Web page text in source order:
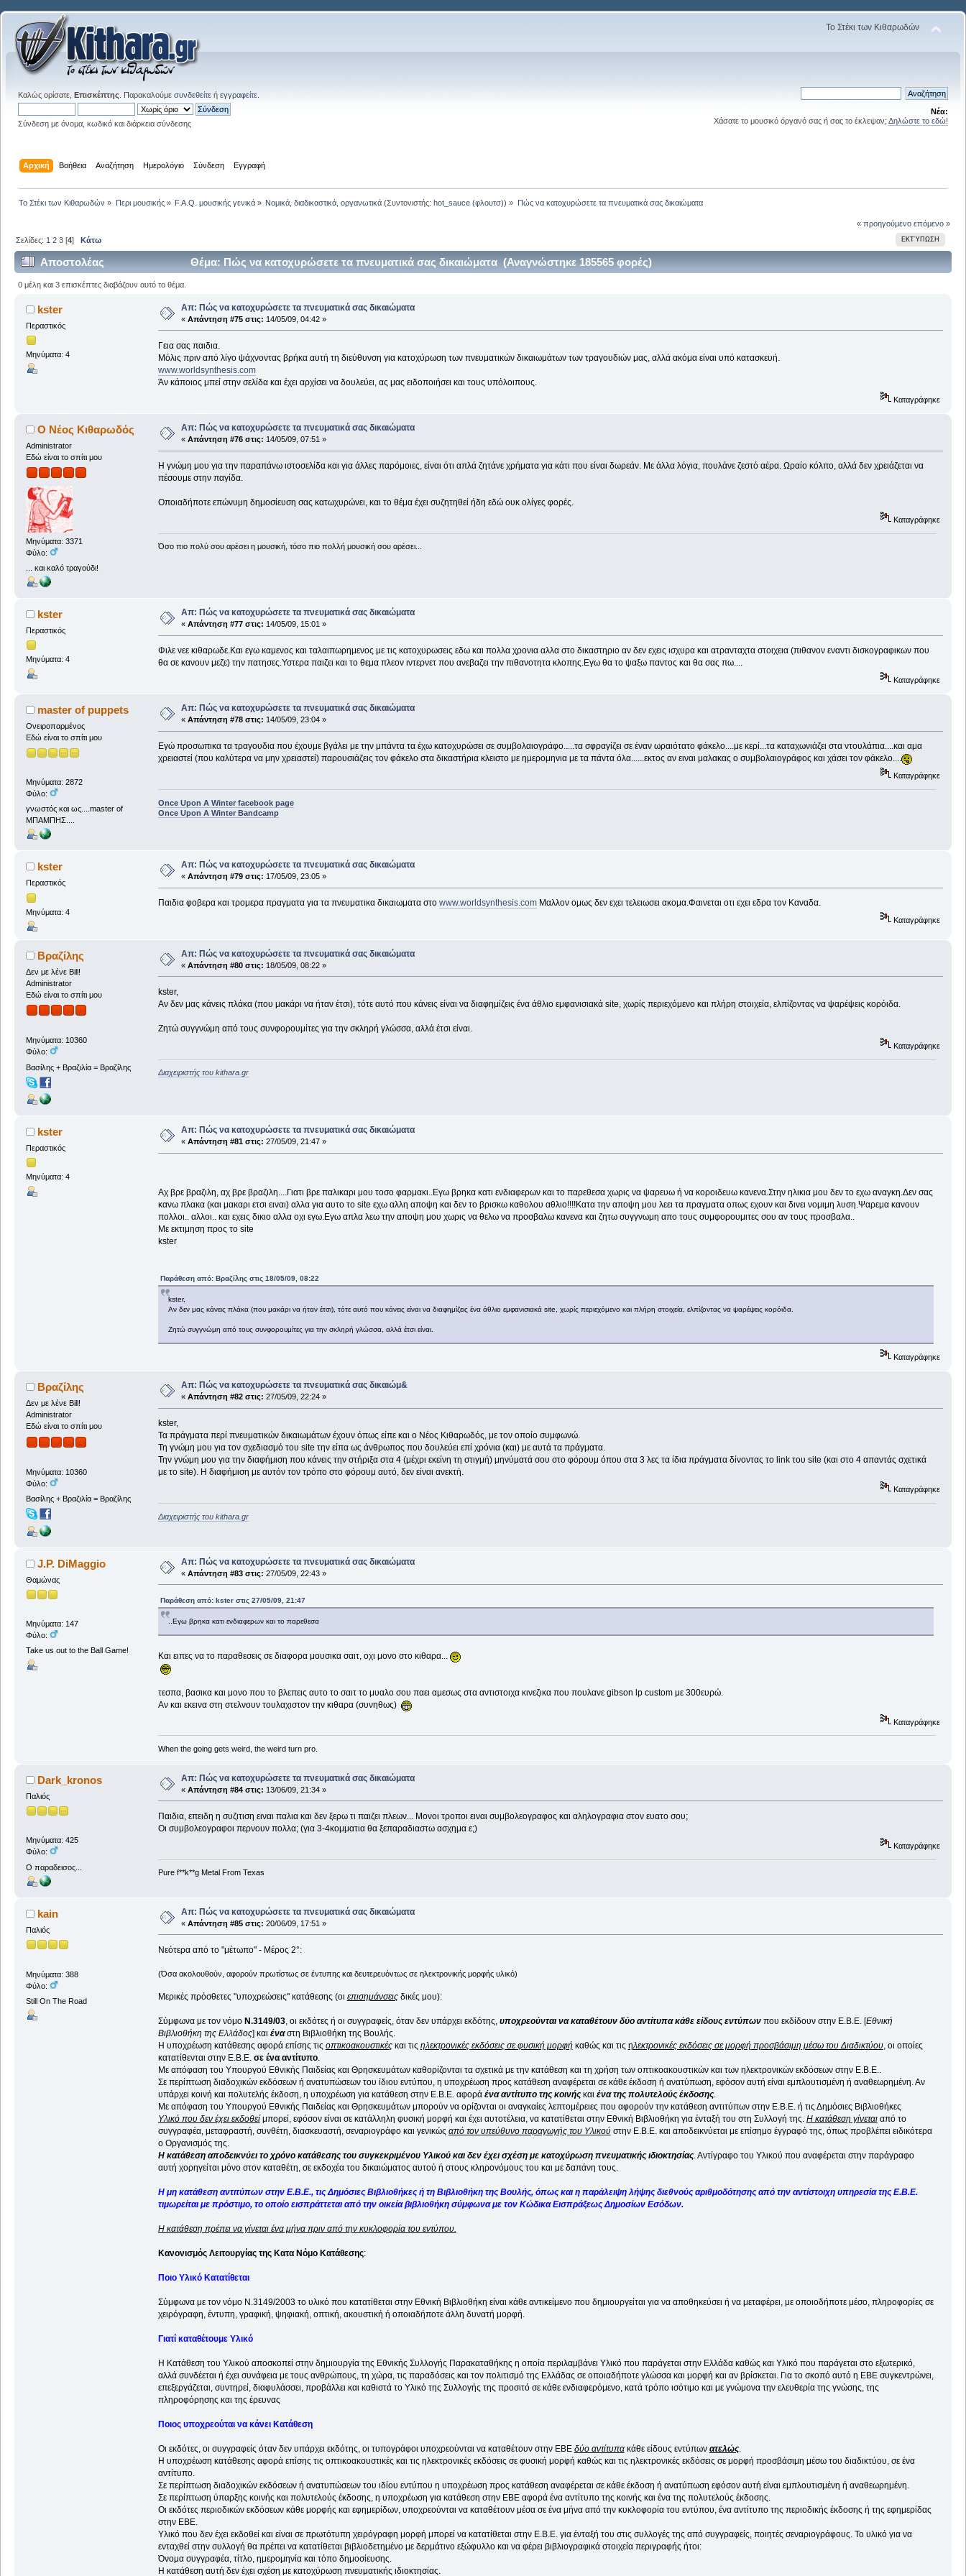
Το Στέκι των Κιθαρωδών
Καλώς ορίσατε, Επισκέπτης . Παρακαλούμε συνδεθείτε ή εγγραφείτε
Σύνδεση με όνομα, κωδικό και διάρκεια σύνδεσης
Νέα:
Χάσατε το μουσικό όργανό σας ή σας το έκλεψαν; Δηλώστε το εδώ!
Αρχική Βοήθεια Αναζήτηση Ημερολόγιο Σύνδεση Εγγραφή
Το Στέκι των Κιθαρωδών » Περι μουσικής» F.A.Q. μουσικής γενικά» Νομικά, διαδικαστικά, οργανωτικά (Συντονιστής:hot_sauce (φλουτσ)) » Πώς να κατοχυρώσετε τα πνευματικά σας δικαιώματα
« προηγούμενο επόμενο »
ΕΚΤΎΠΩΣΗ
Σελίδες: 1 2 3 [4]Κάτω
Αποστολέας Θέμα: Πώς να κατοχυρώσετε τα πνευματικά σας δικαιώματα (Αναγνώστηκε 185565 φορές)
0 μέλη και 3 επισκέπτες διαβάζουν αυτό το θέμα.
kster
Περαστικός
Μηνύματα: 4
Απ: Πώς να κατοχυρώσετε τα πνευματικά σας δικαιώματα
« Απάντηση #75 στις: 14/05/09, 04:42 »
Γεια σας παιδια.
Μόλις πριν από λίγο ψάχνοντας βρήκα αυτή τη διεύθυνση για κατοχύρωση των πνευματικών δικαιωμάτων των τραγουδιών μας, αλλά ακόμα είναι υπό κατασκευή.
www.worldsynthesis.com
Άν κάποιος μπεί στην σελίδα και έχει αρχίσει να δουλεύει, ας μας ειδοποιήσει και τους υπόλοιπους.
Καταγράφηκε
Ο Νέος Κιθαρωδός
Administrator
Εδώ είναι το σπίτι μου
Μηνύματα: 3371
Φύλο:
... και καλό τραγούδι!
Απ: Πώς να κατοχυρώσετε τα πνευματικά σας δικαιώματα
« Απάντηση #76 στις: 14/05/09, 07:51 »
Η γνώμη μου για την παραπάνω ιστοσελίδα και για άλλες παρόμοιες, είναι ότι απλά ζητάνε χρήματα για κάτι που είναι δωρεάν. Με άλλα λόγια, πουλάνε ζεστό αέρα. Ωραίο κόλπο, αλλά δεν χρειάζεται να
πέσουμε στην παγίδα.
Οποιαδήποτε επώνυμη δημοσίευση σας κατωχυρώνει, και το θέμα έχει συζητηθεί ήδη εδώ ουκ ολίγες φορές.
Καταγράφηκε
Όσο πιο πολύ σου αρέσει η μουσική, τόσο πιο πολλή μουσική σου αρέσει...
kster
Περαστικός
Μηνύματα: 4
Απ: Πώς να κατοχυρώσετε τα πνευματικά σας δικαιώματα
« Απάντηση #77 στις: 14/05/09, 15:01 »
Φιλε νεε κιθαρωδε.Και εγω καμενος και ταλαιπωρημενος με τις κατοχυρωσεις εδω και πολλα χρονια αλλα στο δικαστηριο αν δεν εχεις ισχυρα και ατρανταχτα στοιχεια (πιθανον εναντι δισκογραφικων που
θα σε κανουν μεζε) την πατησες.Υστερα παιζει και το θεμα πλεον ιντερνετ που ανεβαζει την πιθανοτητα κλοπης.Εγω θα το ψαξω παντος και θα σας πω....
Καταγράφηκε
master of puppets
Ονειροπαρμένος
Εδώ είναι το σπίτι μου
Μηνύματα: 2872
Φύλο:
γνωστός και ως....master of
ΜΠΑΜΠΗΣ....
Απ: Πώς να κατοχυρώσετε τα πνευματικά σας δικαιώματα
« Απάντηση #78 στις: 14/05/09, 23:04 »
Εγώ προσωπικα τα τραγουδια που έχουμε βγάλει με την μπάντα τα έχω κατοχυρώσει σε συμβολαιογράφο.....τα σφραγίζει σε έναν ωραιότατο φάκελο....με κερί...τα καταχωνιάζει στα ντουλάπια....και αμα
χρειαστεί (που καλύτερα να μην χρειαστεί) παρουσιάζεις τον φάκελο στα δικαστήρια κλειστο με ημερομηνια με τα πάντα όλα......εκτος αν ειναι μαλακας ο συμβολαιογράφος και χάσει τον φάκελο....
Καταγράφηκε
Once Upon A Winter facebook page
Once Upon A Winter Bandcamp
kster
Περαστικός
Μηνύματα: 4
Απ: Πώς να κατοχυρώσετε τα πνευματικά σας δικαιώματα
« Απάντηση #79 στις: 17/05/09, 23:05 »
Παιδια φοβερα και τρομερα πραγματα για τα πνευματικα δικαιωματα στο www.worldsynthesis.comΜαλλον ομως δεν εχει τελειωσει ακομα.Φαινεται οτι εχει εδρα τον Καναδα.
Καταγράφηκε
Βραζίλης
Δεν με λένε Bill!
Administrator
Εδώ είναι το σπίτι μου
Μηνύματα: 10360
Φύλο:
Βασίλης + Βραζιλία = Βραζίλης
Απ: Πώς να κατοχυρώσετε τα πνευματικά σας δικαιώματα
« Απάντηση #80 στις: 18/05/09, 08:22 »
kster,
Αν δεν μας κάνεις πλάκα (που μακάρι να ήταν έτσι), τότε αυτό που κάνεις είναι να διαφημίζεις ένα άθλιο εμφανισιακά site, χωρίς περιεχόμενο και πλήρη στοιχεία, ελπίζοντας να ψαρέψεις κορόιδα.
Ζητώ συγγνώμη από τους συνφορουμίτες για την σκληρή γλώσσα, αλλά έτσι είναι.
Καταγράφηκε
Διαχειριστής του kithara.gr
kster
Περαστικός
Μηνύματα: 4
Απ: Πώς να κατοχυρώσετε τα πνευματικά σας δικαιώματα
« Απάντηση #81 στις: 27/05/09, 21:47 »
Αχ βρε βραζιλη, αχ βρε βραζιλη....Γιατι βρε παλικαρι μου τοσο φαρμακι..Εγω βρηκα κατι ενδιαφερων και το παρεθεσα χωρις να ψαρευω ή να κοροιδευω κανενα.Στην ηλικια μου δεν το εχω αναγκη.Δεν σας
κανω πλακα (και μακαρι ετσι ειναι) αλλα για αυτο το site εχω αλλη αποψη και δεν το βρισκω καθολου αθλιο!!!!Κατα την αποψη μου λεει τα πραγματα οπως εχουν και δινει νομιμη λυση.Ψαρεμα κανουν
πολλοι.. αλλοι.. και εχεις δικιο αλλα οχι εγω.Εγω απλα λεω την αποψη μου χωρις να θελω να προσβαλω κανενα και ζητω συγγνωμη απο τους συμφορουμιτες σου αν τους προσβαλα..
Με εκτιμηση προς το site
kster
Παράθεση από: Βραζίλης στις 18/05/09, 08:22
kster,
Αν δεν μας κάνεις πλάκα (που μακάρι να ήταν έτσι), τότε αυτό που κάνεις είναι να διαφημίζεις ένα άθλιο εμφανισιακά site, χωρίς περιεχόμενο και πλήρη στοιχεία, ελπίζοντας να ψαρέψεις κορόιδα.
Ζητώ συγγνώμη από τους συνφορουμίτες για την σκληρή γλώσσα, αλλά έτσι είναι.
Καταγράφηκε
Βραζίλης
Δεν με λένε Bill!
Administrator
Εδώ είναι το σπίτι μου
Μηνύματα: 10360
Φύλο:
Βασίλης + Βραζιλία = Βραζίλης
Απ: Πώς να κατοχυρώσετε τα πνευματικά σας δικαιώμ&
« Απάντηση #82 στις: 27/05/09, 22:24 »
kster,
Τα πράγματα περί πνευματικών δικαιωμάτων έχουν όπως είπε και ο Νέος Κιθαρωδός, με τον οποίο συμφωνώ.
Τη γνώμη μου για τον σχεδιασμό του site την είπα ως άνθρωπος που δουλεύει επί χρόνια (και) με αυτά τα πράγματα.
Την γνώμη μου για την διαφήμιση που κάνεις την στήριξα στα 4 (μέχρι εκείνη τη στιγμή) μηνύματά σου στο φόρουμ όπου στα 3 λες τα ίδια πράγματα δίνοντας το link του site (και στο 4 απαντάς σχετικά
με το site). Η διαφήμιση με αυτόν τον τρόπο στο φόρουμ αυτό, δεν είναι ανεκτή.
Καταγράφηκε
Διαχειριστής του kithara.gr
J.P. DiMaggio
Θαμώνας
Μηνύματα: 147
Φύλο:
Take us out to the Ball Game!
Απ: Πώς να κατοχυρώσετε τα πνευματικά σας δικαιώματα
« Απάντηση #83 στις: 27/05/09, 22:43 »
Παράθεση από: kster στις 27/05/09, 21:47
..Εγω βρηκα κατι ενδιαφερων και το παρεθεσα
Και ειπες να το παραθεσεις σε διαφορα μουσικα σαιτ, οχι μονο στο κιθαρα...
τεσπα, βασικα και μονο που το βλεπεις αυτο το σαιτ το μυαλο σου παει αμεσως στα αντιστοιχα κινεζικα που πουλανε gibson lp custom με 300ευρώ.
Αν και εκεινα στη στελνουν τουλαχιστον την κιθαρα (συνηθως)
Καταγράφηκε
When the going gets weird, the weird turn pro.
Dark_kronos
Παλιός
Μηνύματα: 425
Φύλο:
Ο παραδεισος...
Απ: Πώς να κατοχυρώσετε τα πνευματικά σας δικαιώματα
« Απάντηση #84 στις: 13/06/09, 21:34 »
Παιδια, επειδη η συζιτιση ειναι παλια και δεν ξερω τι παιζει πλεων... Μονοι τροποι ειναι συμβολεογραφος και αληλογραφια στον ευατο σου;
Οι συμβολεογραφοι περνουν πολλα; (για 3-4κομματια θα ξεπαραδιαστω ασχημα ε;)
Καταγράφηκε
Pure f**k**g Metal From Texas
kain
Παλιός
Μηνύματα: 388
Φύλο:
Still On The Road
Απ: Πώς να κατοχυρώσετε τα πνευματικά σας δικαιώματα
« Απάντηση #85 στις: 20/06/09, 17:51 »
Νεότερα από το "μέτωπο" - Μέρος 2°:
(Όσα ακολουθούν, αφορούν πρωτίστως σε έντυπης και δευτερευόντως σε ηλεκτρονικής μορφής υλικό)
Μερικές πρόσθετες "υποχρεώσεις" κατάθεσης (οι επισημάνσειςδικές μου):
Σύμφωνα με τον νόμο N.3149/03, οι εκδότες ή οι συγγραφείς, όταν δεν υπάρχει εκδότης, υποχρεούνται να καταθέτουν δύο αντίτυπα κάθε είδους εντύπωνπου εκδίδουν στην Ε.Β.Ε. [Εθνική
Βιβλιοθήκη της Ελλάδος] και έναστη Βιβλιοθήκη της Βουλής.
Η υποχρέωση κατάθεσης αφορά επίσης τις οπτικοακουστικέςκαι τις ηλεκτρονικές εκδόσεις σε φυσική μορφή καθώς και τις ηλεκτρονικές εκδόσεις σε μορφή προσβάσιμη μέσω του Διαδικτύου, οι οποίες
κατατίθενται στην Ε.Β.Ε. σε ένα αντίτυπο.
Με απόφαση του Υπουργού Εθνικής Παιδείας και Θρησκευμάτων καθορίζονται τα σχετικά με την κατάθεση και τη χρήση των οπτικοακουστικών και των ηλεκτρονικών εκδόσεων στην Ε.Β.Ε..
Σε περίπτωση διαδοχικών εκδόσεων ή ανατυπώσεων του ίδιου εντύπου, η υποχρέωση προς κατάθεση αναφέρεται σε κάθε έκδοση ή ανατύπωση, εφόσον αυτή είναι εμπλουτισμένη ή αναθεωρημένη. Αν
υπάρχει κοινή και πολυτελής έκδοση, η υποχρέωση για κατάθεση στην Ε.Β.Ε. αφορά ένα αντίτυπο της κοινήςκαι ένα της πολυτελούς έκδοσης.
Με απόφαση του Υπουργού Εθνικής Παιδείας και Θρησκευμάτων μπορούν να ορίζονται οι αναγκαίες λεπτομέρειες που αφορούν την κατάθεση αντιτύπων στην Ε.Β.Ε. ή τις Δημόσιες Βιβλιοθήκες
Υλικό που δεν έχει εκδοθείμπορεί, εφόσον είναι σε κατάλληλη φυσική μορφή και έχει αυτοτέλεια, να κατατίθεται στην Εθνική Βιβλιοθήκη για ένταξή του στη Συλλογή της. Η κατάθεση γίνεταιαπό το
συγγραφέα, μεταφραστή, συνθέτη, διασκευαστή, σεναριογράφο και γενικώς από τον υπεύθυνο παραγωγής του Υλικού στην Ε.Β.Ε. και αποδεικνύεται με επίσημο έγγραφό της, όπως προβλέπει ειδικότερα
ο Οργανισμός της.
Η κατάθεση αποδεικνύει το χρόνο κατάθεσης του συγκεκριμένου Υλικού και δεν έχει σχέση με κατοχύρωση πνευματικής ιδιοκτησίας. Αντίγραφο του Υλικού που αναφέρεται στην παράγραφο
αυτή χορηγείται μόνο στον καταθέτη, σε εκδοχέα του δικαιώματος αυτού ή στους κληρονόμους του και με δαπάνη τους.
Η μη κατάθεση αντιτύπων στην Ε.Β.Ε., τις Δημόσιες Βιβλιοθήκες ή τη Βιβλιοθήκη της Βουλής, όπως και η παράλειψη λήψης διεθνούς αριθμοδότησης από την αντίστοιχη υπηρεσία της Ε.Β.Ε.
τιμωρείται με πρόστιμο, το οποίο εισπράττεται από την οικεία βιβλιοθήκη σύμφωνα με τον Κώδικα Εισπράξεως Δημοσίων Εσόδων.
Η κατάθεση πρέπει να γίνεται ένα μήνα πριν από την κυκλοφορία του εντύπου.
Κανονισμός Λειτουργίας της Κατα Νόμο Κατάθεσης:
Ποιο Υλικό Κατατίθεται
Σύμφωνα με τον νόμο Ν.3149/2003 το υλικό που κατατίθεται στην Εθνική Βιβλιοθήκη είναι κάθε αντικείμενο που δημιουργείται για να αποθηκεύσει ή να μεταφέρει, με οποιοδήποτε μέσο, πληροφορίες σε
χειρόγραφη, έντυπη, γραφική, ψηφιακή, οπτική, ακουστική ή οποιαδήποτε άλλη δυνατή μορφή.
Γιατί καταθέτουμε Υλικό
Η Κατάθεση του Υλικού αποσκοπεί στην δημιουργία της Εθνικής Συλλογής Παρακαταθήκης η οποία περιλαμβάνει Υλικό που παράγεται στην Ελλάδα καθώς και Υλικό που παράγεται στο εξωτερικό,
αλλά συνδέεται ή έχει συνάφεια με τους ανθρώπους, τη χώρα, τις παραδόσεις και τον πολιτισμό της Ελλάδας σε οποιαδήποτε γλώσσα και μορφή και αν βρίσκεται. Για το σκοπό αυτό η ΕΒΕ συγκεντρώνει,
επεξεργάζεται, συντηρεί, διαφυλάσσει, προβάλλει και καθιστά το Υλικό της Συλλογής της προσιτό σε κάθε ενδιαφερόμενο, κατά τρόπο ισότιμο και με γνώμονα την ελευθερία της γνώσης, της
πληροφόρησης και της έρευνας
Ποιος υποχρεούται να κάνει Κατάθεση
Οι εκδότες, οι συγγραφείς όταν δεν υπάρχει εκδότης, οι τυπογράφοι υποχρεούνται να καταθέτουν στην ΕΒΕ δύο αντίτυπακάθε είδους εντύπων ατελώς.
Η υποχρέωση κατάθεσης αφορά επίσης τις οπτικοακουστικές και τις ηλεκτρονικές εκδόσεις σε φυσική μορφή καθώς και τις ηλεκτρονικές εκδόσεις σε μορφή προσβάσιμη μέσω του διαδικτύου, σε ένα
αντίτυπο.
Σε περίπτωση διαδοχικών εκδόσεων ή ανατυπώσεων του ιδίου εντύπου η υποχρέωση προς κατάθεση αναφέρεται σε κάθε έκδοση ή ανατύπωση εφόσον αυτή είναι εμπλουτισμένη ή αναθεωρημένη.
Σε περίπτωση ύπαρξης κοινής και πολυτελούς έκδοσης, η υποχρέωση για κατάθεση στην ΕΒΕ αφορά ένα αντίτυπο της κοινής και ένα της πολυτελούς έκδοσης.
Οι εκδότες περιοδικών εκδόσεων κάθε μορφής και εφημερίδων, υποχρεούνται να καταθέτουν μέσα σε ένα μήνα από την κυκλοφορία του εντύπου, ένα αντίτυπο της περιοδικής έκδοσης ή της εφημερίδας
στην ΕΒΕ.
Υλικό που δεν έχει εκδοθεί και είναι σε πρωτότυπη χειρόγραφη μορφή μπορεί να κατατίθεται στην Ε.Β.Ε. για ένταξή του στις συλλογές της από συγγραφείς, ποιητές σεναριογράφους. Το υλικό για να
ενταχθεί στην συλλογή θα πρέπει να κατατίθεται βιβλιοδετημένο με δερμάτινο εξώφυλλο και να φέρει βιβλιογραφικά στοιχεία περιγραφής ήτοι:
Όνομα συγγραφέα, τίτλο, ημερομηνία και τόπο δημοσίευσης.
Η κατάθεση αυτή δεν έχει σχέση με κατοχύρωση πνευματικής ιδιοκτησίας.